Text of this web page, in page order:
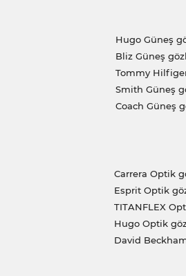
Hugo Güneş
Bliz Güneş
Tommy
Smith Güneş
Coach Güneş
Carrera Optik
Esprit Optik
TITANFLEX
Hugo Optik
David